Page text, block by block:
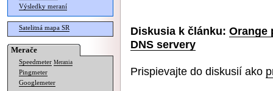
Výsledky meraní
Satelitná mapa SR
Merače
Speedmeter Merania
Pingmeter
Googlemeter
Diskusia k článku: Orange
DNS servery
Prispievajte do diskusií ako